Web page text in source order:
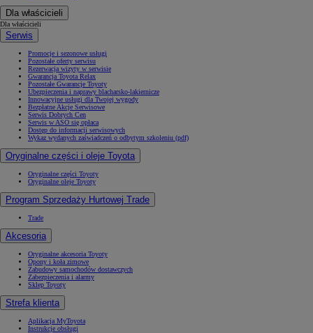
Dla właścicieli
Dla właścicieli
Serwis
Promocje i sezonowe usługi
Pozostałe oferty serwisu
Rezerwacja wizyty w serwisie
Gwarancja Toyota Relax
Pozostałe Gwarancje Toyoty
Ubezpieczenia i naprawy blacharsko-lakiernicze
Innowacyjne usługi dla Twojej wygody
Bezpłatne Akcje Serwisowe
Serwis Dobrych Cen
Serwis w ASO się opłaca
Dostęp do informacji serwisowych
Wykaz wydanych zaświadczeń o odbytym szkoleniu (pdf)
Oryginalne części i oleje Toyota
Oryginalne części Toyoty
Oryginalne oleje Toyoty
Program Sprzedaży Hurtowej Trade
Trade
Akcesoria
Oryginalne akcesoria Toyoty
Opony i koła zimowe
Zabudowy samochodów dostawczych
Zabezpieczenia i alarmy
Sklep Toyoty
Strefa klienta
Aplikacja MyToyota
Instrukcje obsługi